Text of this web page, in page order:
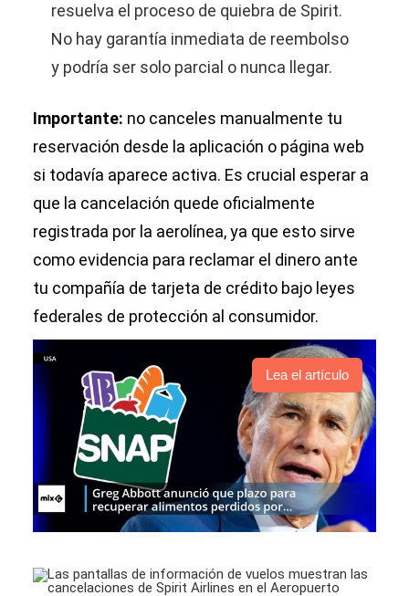
resuelva el proceso de quiebra de Spirit.
No hay garantía inmediata de reembolso
y podría ser solo parcial o nunca llegar.
Importante: no canceles manualmente tu
reservación desde la aplicación o página web
si todavía aparece activa. Es crucial esperar a
que la cancelación quede oficialmente
registrada por la aerolínea, ya que esto sirve
como evidencia para reclamar el dinero ante
tu compañía de tarjeta de crédito bajo leyes
federales de protección al consumidor.
Lea el artículo